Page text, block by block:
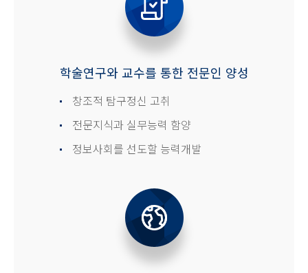
학술연구와 교수를 통한 전문인 양성
창조적 탐구정신 고취
전문지식과 실무능력 함양
정보사회를 선도할 능력개발